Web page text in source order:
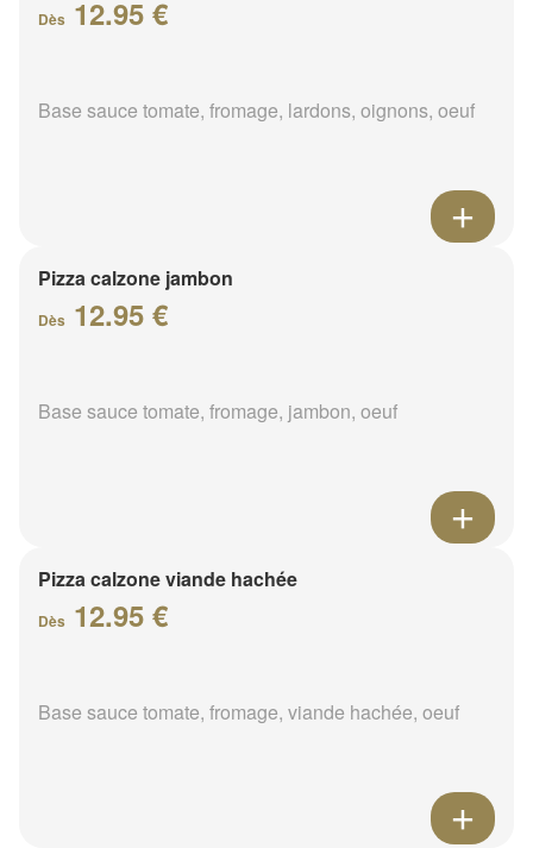
Dès 12.95 €
Base sauce tomate, fromage, lardons, oignons, oeuf
Pizza calzone jambon
Dès 12.95 €
Base sauce tomate, fromage, jambon, oeuf
Pizza calzone viande hachée
Dès 12.95 €
Base sauce tomate, fromage, viande hachée, oeuf